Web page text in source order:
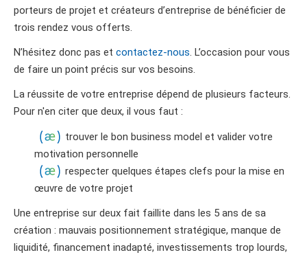
porteurs de projet et créateurs d’entreprise de bénéficier de
trois rendez vous offerts.
N’hésitez donc pas et contactez-nous. L’occasion pour vous
de faire un point précis sur vos besoins.
La réussite de votre entreprise dépend de plusieurs facteurs.
Pour n'en citer que deux, il vous faut :
trouver le bon business model et valider votre
motivation personnelle
respecter quelques étapes clefs pour la mise en
œuvre de votre projet
Une entreprise sur deux fait faillite dans les 5 ans de sa
création : mauvais positionnement stratégique, manque de
liquidité, financement inadapté, investissements trop lourds,